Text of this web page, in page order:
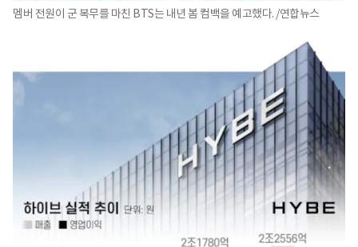
멤버 전원이 군 복무를 마친 BTS는 내년 봄 컴백을 예고했다. /연합뉴스